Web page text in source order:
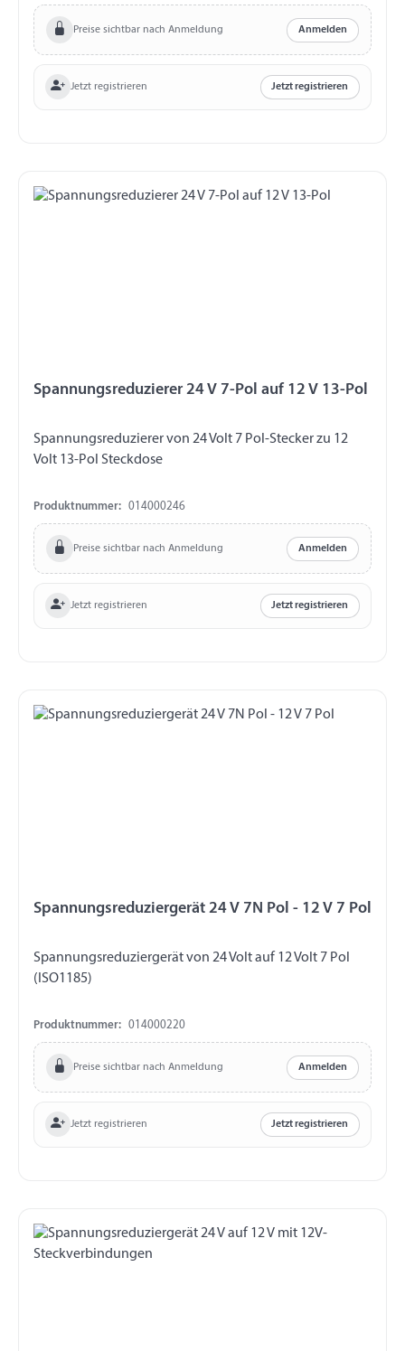
Preise sichtbar nach Anmeldung Anmelden
Jetzt registrieren Jetzt registrieren
Spannungsreduzierer 24 V 7-Pol auf 12 V 13-Pol
Spannungsreduzierer von 24 Volt 7 Pol-Stecker zu 12
Volt 13-Pol Steckdose
Produktnummer: 014000246
Preise sichtbar nach Anmeldung Anmelden
Jetzt registrieren Jetzt registrieren
Spannungsreduziergerät 24 V 7N Pol - 12 V 7 Pol
Spannungsreduziergerät von 24 Volt auf 12 Volt 7 Pol
(ISO1185)
Produktnummer: 014000220
Preise sichtbar nach Anmeldung Anmelden
Jetzt registrieren Jetzt registrieren